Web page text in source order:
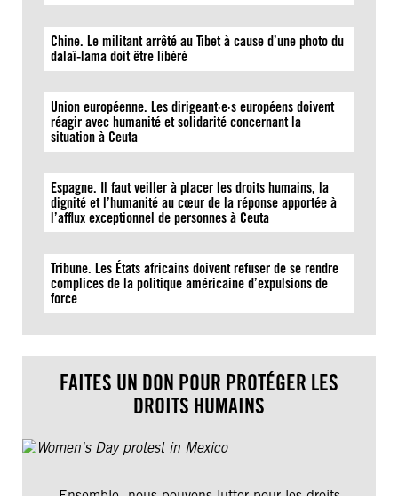
Chine. Le militant arrêté au Tibet à cause d’une photo du
dalaï-lama doit être libéré
Union européenne. Les dirigeant·e·s européens doivent
réagir avec humanité et solidarité concernant la
situation à Ceuta
Espagne. Il faut veiller à placer les droits humains, la
dignité et l’humanité au cœur de la réponse apportée à
l’afflux exceptionnel de personnes à Ceuta
Tribune. Les États africains doivent refuser de se rendre
complices de la politique américaine d’expulsions de
force
FAITES UN DON POUR PROTÉGER LES
DROITS HUMAINS